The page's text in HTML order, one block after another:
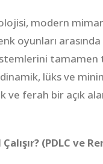
modern
oyunları
tamamen
lüks ve
ve ferah bir açık
(PDLC ve